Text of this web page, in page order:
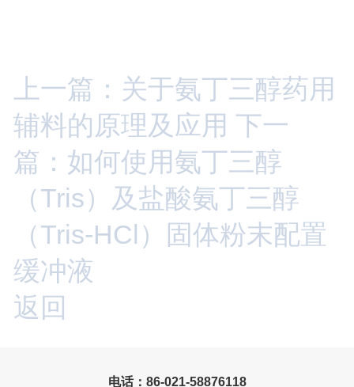
上一篇：关于氨丁三醇药用
辅料的原理及应用 下一
篇：如何使用氨丁三醇
（Tris）及盐酸氨丁三醇
（Tris-HCl）固体粉末配置
缓冲液
返回
电话：86-021-58876118